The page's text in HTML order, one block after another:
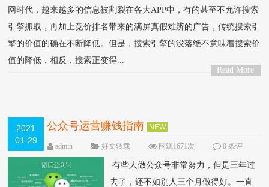
网时代，越来越多的信息被割裂在各大APP中，有的甚至不允许搜索
引擎抓取，再加上竞价排名带来的满屏真假难辨的广告，传统搜索引
擎的价值的确在不断降低。但是，搜索引擎的没落绝不意味着搜索价
值的降低，相反，搜索正变得...
Read More
2021
01-29
公众号运营赚钱指南 NEW
admin 好文转载 围观1671次
0 条评
论
有些人做公众号非常努力，但是三年过
去了，还不如别人三个月做得好。一直